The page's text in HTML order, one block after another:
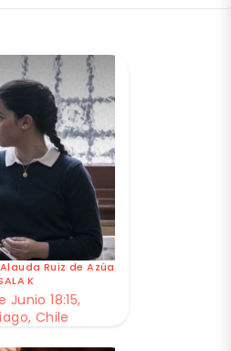
Ruiz de Azúa
K
18:15,
Chile